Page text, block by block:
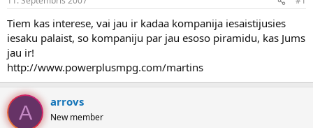
n
u
z
s
ā
c
ē
s
a
u
m
Tiem kas interese, vai jau ir kadaa kompanija iesaistijusies
iesaku palaist, so kompaniju par jau esoso piramidu, kas Jums
jau ir!
http://www.powerplusmpg.com/martins
A arrovs
New member